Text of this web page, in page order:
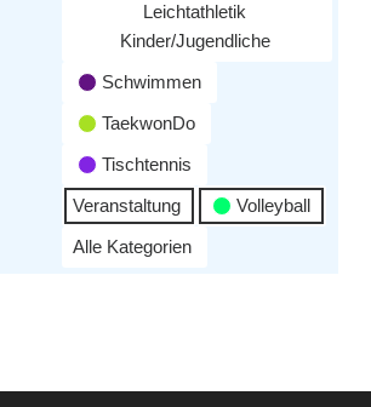
Leichtathletik
Kinder/Jugendliche
Schwimmen
TaekwonDo
Tischtennis
Veranstaltung
Volleyball
Alle Kategorien